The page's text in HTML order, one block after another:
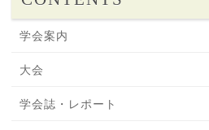
学会案内
大会
学会誌・レポート